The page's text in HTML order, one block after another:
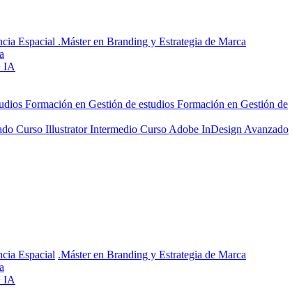
Espacial .Máster en Branding y Estrategia de Marca
IA
Formación en Gestión de estudios Formación en Gestión de
Curso Illustrator Intermedio Curso Adobe InDesign Avanzado
Espacial .Máster en Branding y Estrategia de Marca
IA